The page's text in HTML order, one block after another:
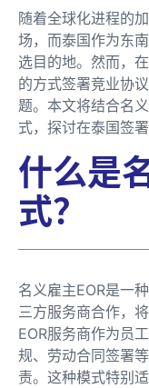
随着全球化进程的
场，而泰国作为东
选目的地。然而，
的方式签署竞业协
题。本文将结合名
式，探讨在泰国签
什么是
式？
名义雇主EOR是一
三方服务商合作，
EOR服务商作为员
规、劳动合同签署
责。这种模式特别